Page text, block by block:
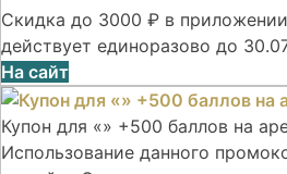
Скидка до 3000 ₽ в
действует единоразово до
На сайт
Купон для «» +500 баллов на
Использование данного